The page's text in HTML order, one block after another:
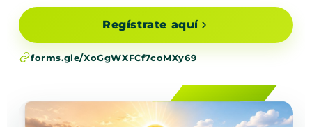
Regístrate aquí
forms.gle/XoGgWXFCf7coMXy69